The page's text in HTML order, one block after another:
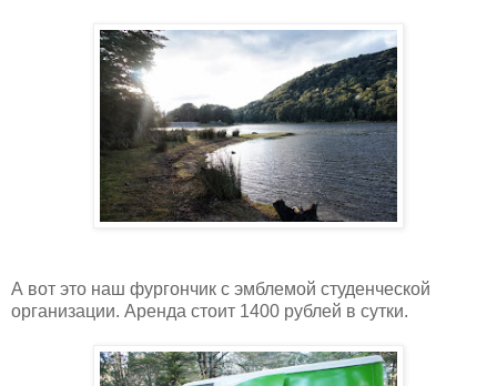
А вот это наш фургончик с эмблемой студенческой
организации. Аренда стоит 1400 рублей в сутки.